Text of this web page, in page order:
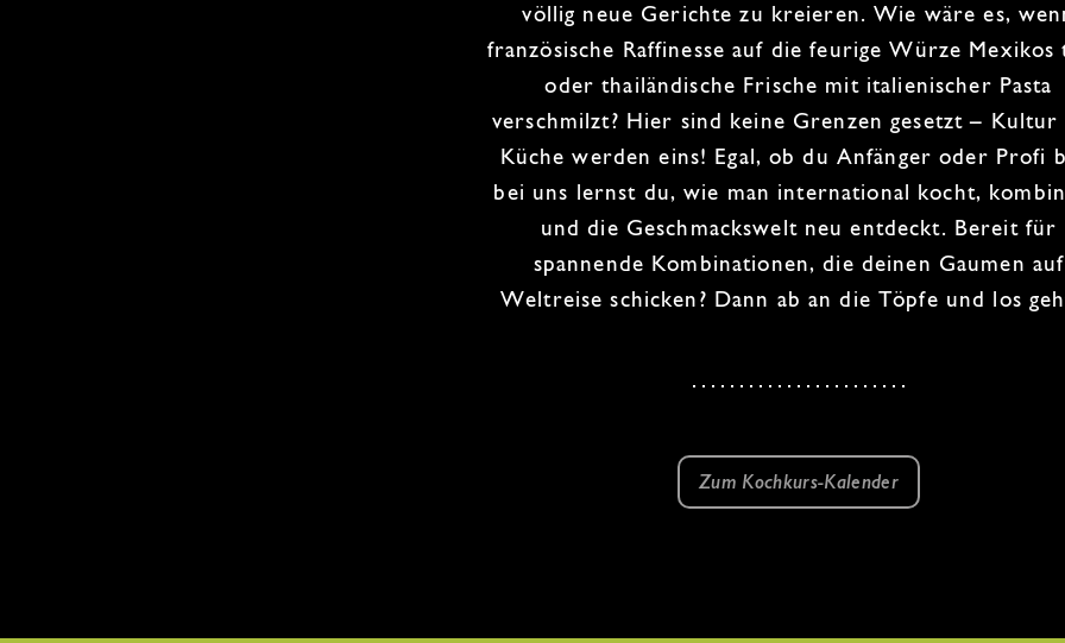
völlig neue Gerichte zu kreieren. Wie wäre es,
französische Raffinesse auf diefeurige Würze Mexikos
oderthailändische Frische mit italienischer Pasta
verschmilzt? Hier sind keine Grenzen gesetzt – Kultur
Küche werden eins! Egal, ob du Anfänger oder Profi
bei uns lernst du, wie man international kocht,
und die Geschmackswelt neu entdeckt. Bereit für
spannende Kombinationen, die deinen Gaumen auf
Weltreiseschicken? Dann ab an die Töpfe und los
Zum Kochkurs-Kalender